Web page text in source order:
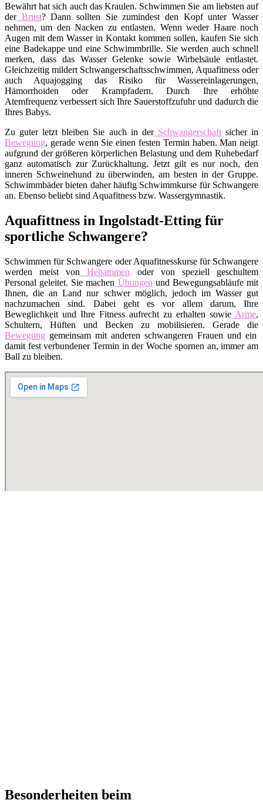
Bewährt hat sich auch das Kraulen. Schwimmen Sie am liebsten auf
derBrust? Dann sollten Sie zumindest den Kopf unter Wasser
nehmen, um den Nacken zu entlasten. Wenn weder Haare noch
Augen mit dem Wasser in Kontakt kommen sollen, kaufen Sie sich
eine Badekappe und eine Schwimmbrille. Sie werden auch schnell
merken, dass das Wasser Gelenke sowie Wirbelsäule entlastet.
Gleichzeitig mildert Schwangerschaftsschwimmen, Aquafitness oder
auch Aquajogging das Risiko für Wassereinlagerungen,
Hämorrhoiden oder Krampfadern. Durch Ihre erhöhte
Atemfrequenz verbessert sich Ihre Sauerstoffzufuhr und dadurch die
Ihres Babys.
Zu guter letzt bleiben Sie auch in derSchwangerschaftsicher in
Bewegung, gerade wenn Sie einen festen Termin haben. Man neigt
aufgrund der größeren körperlichen Belastung und dem Ruhebedarf
ganz automatisch zur Zurückhaltung. Jetzt gilt es nur noch, den
inneren Schweinehund zu überwinden, am besten in der Gruppe.
Schwimmbäder bieten daher häufig Schwimmkurse für Schwangere
an. Ebenso beliebt sind Aquafitness bzw. Wassergymnastik.
Aquafittness in Ingolstadt-Etting für
sportliche Schwangere?
Schwimmen für Schwangere oder Aquafitnesskurse für Schwangere
werden meist von Hebammen oder von speziell geschultem
Personal geleitet. Sie machen Übungen und Bewegungsabläufe mit
Ihnen, die an Land nur schwer möglich, jedoch im Wasser gut
nachzumachen sind. Dabei geht es vor allem darum, Ihre
Beweglichkeit und Ihre Fitness aufrecht zu erhalten sowie Arme,
Schultern, Hüften und Becken zu mobilisieren. Gerade die
Bewegung gemeinsam mit anderen schwangeren Frauen und ein
damit fest verbundener Termin in der Woche spornen an, immer am
Ball zu bleiben.
Besonderheiten beim